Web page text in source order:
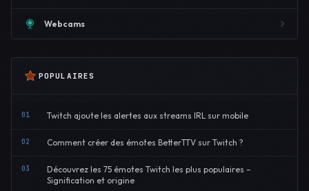
Webcams
POPULAIRES
01 Twitch ajoute les alertes aux streams IRL sur mobile
02 Comment créer des émotes BetterTTV sur Twitch ?
03
Découvrez les 75 émotes Twitch les plus populaires –
Signification et origine